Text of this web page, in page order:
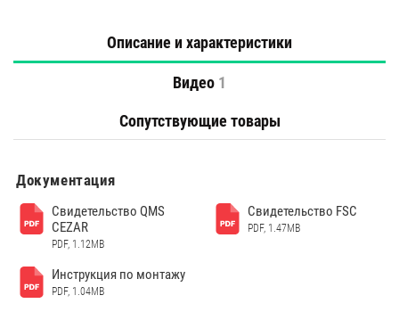
Описание и характеристики
Видео 1
Сопутствующие товары
Документация
Свидетельство QMS
CEZAR
PDF, 1.12MB
Свидетельство FSC
PDF, 1.47MB
Инструкция по монтажу
PDF, 1.04MB